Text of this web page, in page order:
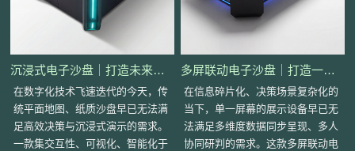
沉浸式电子沙盘｜打造未来感的交互决策空间
在数字化技术飞速迭代的今天，传
统平面地图、纸质沙盘早已无法满
足高效决策与沉浸式演示的需求。
一款集交互性、可视化、智能化于
多屏联动电子沙盘｜打造一体化协同决策终端
在信息碎片化、决策场景复杂化的
当下，单一屏幕的展示设备早已无
法满足多维度数据同步呈现、多人
协同研判的需求。这款多屏联动电